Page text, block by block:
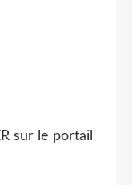
sur le portail